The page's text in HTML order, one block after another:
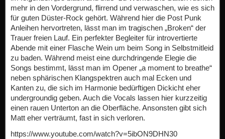
mehr in den Vordergrund, flirrend und verwaschen, wie es sich
für guten Düster-Rock gehört. Während hier die Post Punk
Anleihen hervortreten, lässt man im tragischen „Broken“ der
Trauer freien Lauf. Ein perfekter Begleiter für introvertierte
Abende mit einer Flasche Wein um beim Song in Selbstmitleid
zu baden. Während meist eine durchdringende Elegie die
Songs bestimmt, lässt man im Opener „a moment to breathe“
neben sphärischen Klangspektren auch mal Ecken und
Kanten zu, die sich im Harmonie bedürftigen Dickicht eher
undergroundig geben. Auch die Vocals lassen hier kurzzeitig
einen rauen Unterton an die Oberfläche. Ansonsten gibt sich
Matt eher verträumt, fast in sich verloren.
https://www.youtube.com/watch?v=5ibON9DHN30